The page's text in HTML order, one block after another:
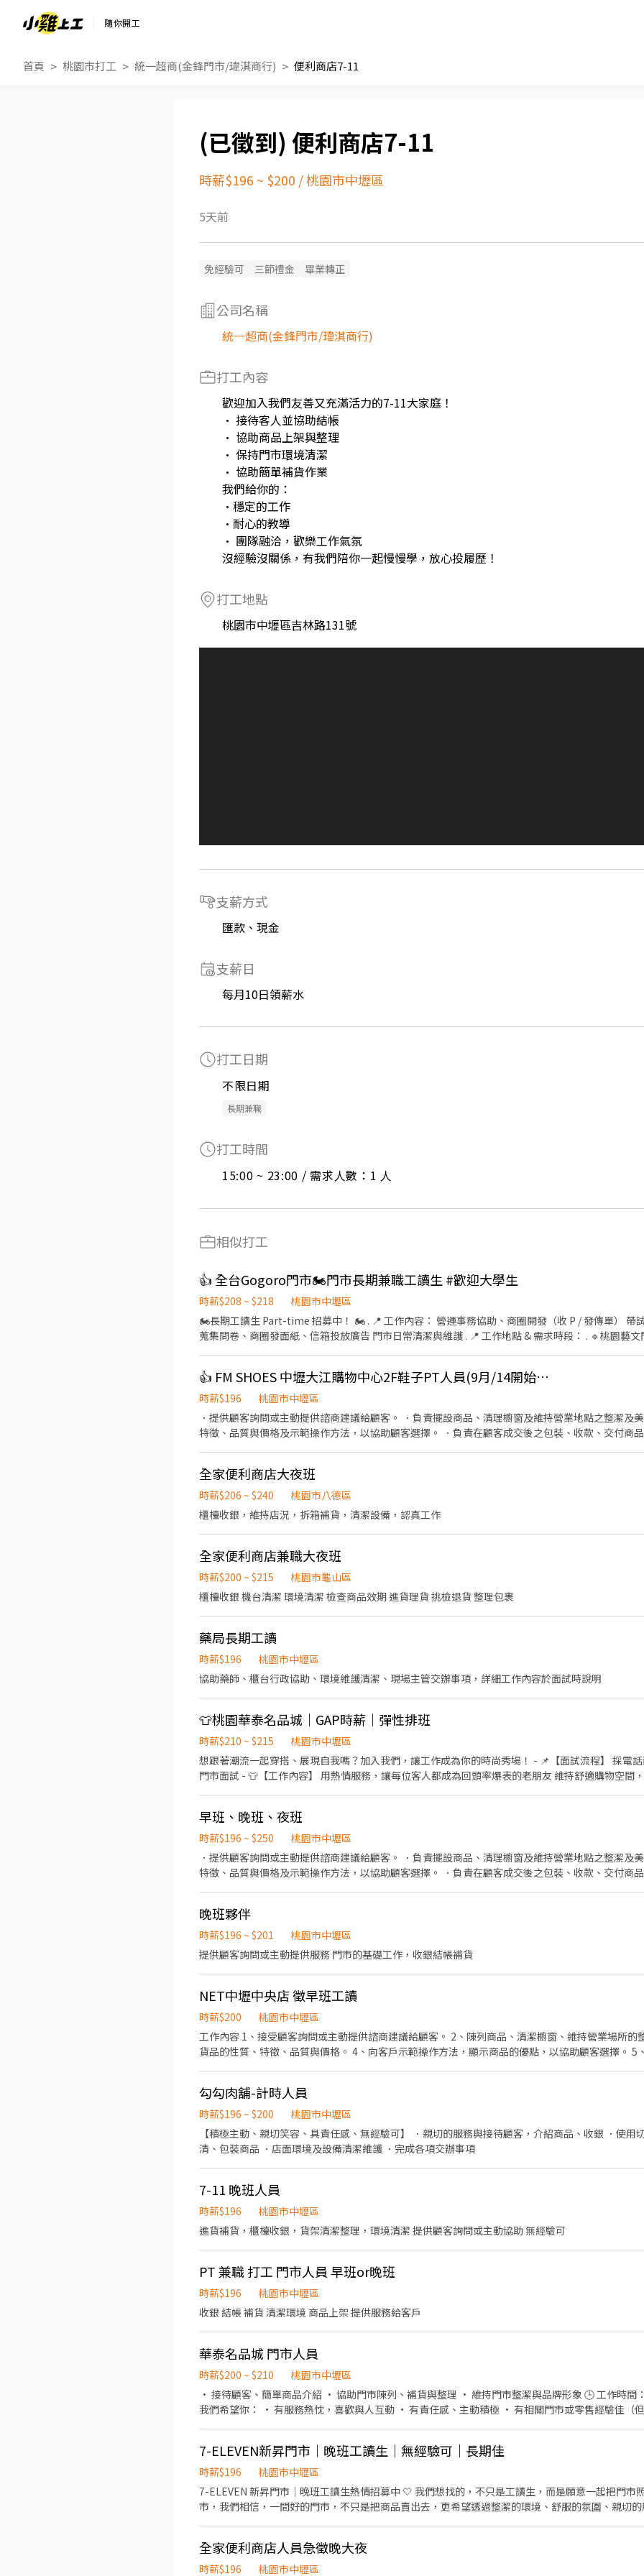
隨你開工
首頁 桃園市打工 統一超商(金鋒門市/瑋淇商行) 便利商店7-11
便利商店7-11
時薪$196 ~ $200 /桃園市中壢區
5天前
免經驗可 三節禮金 畢業轉正
公司名稱
統一超商(金鋒門市/瑋淇商行)
打工內容
歡迎加入我們友善又充滿活力的7-11大家庭！
• 接待客人並協助結帳
• 協助商品上架與整理
• 保持門市環境清潔
• 協助簡單補貨作業
我們給你的：
•穩定的工作
•耐心的教導
• 團隊融洽，歡樂工作氣氛
沒經驗沒關係，有我們陪你一起慢慢學，放心投履歷！
打工地點
桃園市中壢區吉林路131號
支薪方式
匯款、現金
支薪日
每月10日領薪水
打工日期
不限日期
長期兼職
打工時間
15:00 ~ 23:00 / 需求人數：1 人
相似打工
👍 全台Gogoro門市🏍️門市長期兼職工讀生 #歡迎大學生
時薪$208 ~ $218
桃園市中壢區
🏍️長期工讀生 Part-time 招募中！ 🏍️ . 📍 工作內容： 營運事務協助、商圈開發（收 P / 發傳單） 帶
蒐集問卷、商圈發面紙、信箱投放廣告 門市日常清潔與維護 . 📍 工作地點 & 需求時段： . 🔹桃園藝
市中壢區復興路71號) 1.外展蒐集問卷、商圈發面紙、信箱投放廣告、門市內協助接待、日常清潔打掃、 2.門市交車業務需求，
會教學完整交車流程 . 排班時段： 平日17:00-21:00（4小時)， 因應 9 月有一位 PT 夥伴會離職，之後會依照人力調整上班時數
（12:00-21:00） . 🔹文山興隆門市（台北市文山區興隆路三段15號） 門市交車、外點留問卷資料、文宣投遞、顧客基本接待，門
市庶務項目。 . 排班時段： 平/假日時段（12:00-21:00），每周至少可排班2~3次，每次排班工時可4~8小時 只有7-9月短期人力
或是長期人力都可以。 . 📍 計薪方式： 🔹2026年起，時薪$208 (新竹區域時薪$218) . 📍 應徵條件：
優先 ✅ 需具備機車駕照 ✅ 錄取後 一個月內可報到 ✅ 此為排班制工作，時數依門市需求調整，無法
必須可配合一個月排班時數>40hr . 📍 適合什麼樣的人？ ✨ 無經驗可，但需態度誠懇、樂於學習、
上履歷：👉 https://forms.gle/RdVJWhiEg5Ad39yD6 2️⃣ 加入顧問官方帳號：https://lin.ee/
送小 G，提供 姓名 / 電話，等待顧問於上班時間（9:00-18:00）聯繫！ 有興趣的快來加入我們！
這邊! 🐱蝦皮夜班智取店🦐薪資最高$350! #長期兼職 #須跑點 👉 查看更多職缺：https://
k6z0rdZXe1pW . 📢**同時招募 ✨Gogoro✨台北/龜山 MIS/IT 資訊行政工讀生 #短期 #見紅休👇 👉
https://www.chickpt.com.tw/job-k6z0rMroE5pW . 📢**同時招募 ✨蝦皮寄件店🦐不須跑店! 薪資
缺：https://www.chickpt.com.tw/job-wK20ayW620v9 . 📢**同時招募 ✨蝦皮總部✨辦公室類型:
生✨ 👉 查看更多職缺：https://www.chickpt.com.tw/job-G7e5ZVWan5qX . 📢**同時招募
👍 FM SHOES 中壢大江購物中心2F鞋子PT人員(9月/14開始上班)
時薪$196
桃園市中壢區
．提供顧客詢問或主動提供諮商建議給顧客。 ．負責擺設商品、清理櫥窗及維持營業地點之整潔及
特徵、品質與價格及示範操作方法，以協助顧客選擇。 ．負責在顧客成交後之包裝、收款、交付商
全家便利商店大夜班
時薪$206 ~ $240
桃園市八德區
櫃檯收銀，維持店況，拆箱補貨，清潔設備，認真工作
全家便利商店兼職大夜班
時薪$200 ~ $215
桃園市龜山區
櫃檯收銀 機台清潔 環境清潔 檢查商品效期 進貨理貨 挑檢退貨 整理包裹
藥局長期工讀
時薪$196
桃園市中壢區
協助藥師、櫃台行政協助、環境維護清潔、現場主管交辦事項，詳細工作內容於面試時說明
👕桃園華泰名品城｜GAP時薪｜彈性排班
時薪$210 ~ $215
桃園市中壢區
想跟著潮流一起穿搭、展現自我嗎？加入我們，讓工作成為你的時尚秀場！ - 📌【面試流程】 採電
門市面試 - 👕【工作內容】 用熱情服務，讓每位客人都成為回頭率爆表的老朋友 維持舒適購物空間
成長且抗壓性佳 - ⏰【你的時間你做主】 💰 時薪 210-215 元 🕒 排班彈性，可配合學校課程，週
班 14:00-23:30 👉 每次至少排 4 小時，每週至少 20 小時 - 🧡還等什麼？用你的時尚態度，加入我們
履歷，來 GAP 一起穿搭出你的職場時尚吧！✨
早班、晚班、夜班
時薪$196 ~ $250
桃園市中壢區
．提供顧客詢問或主動提供諮商建議給顧客。 ．負責擺設商品、清理櫥窗及維持營業地點之整潔及
特徵、品質與價格及示範操作方法，以協助顧客選擇。 ．負責在顧客成交後之包裝、收款、交付商
晚班夥伴
時薪$196 ~ $201
桃園市中壢區
提供顧客詢問或主動提供服務 門市的基礎工作，收銀結帳補貨
NET中壢中央店 徵早班工讀
時薪$200
桃園市中壢區
工作內容 1、接受顧客詢問或主動提供諮商建議給顧客。 2、陳列商品、清潔櫥窗、維持營業場所的
貨品的性質、特徵、品質與價格。 4、向客戶示範操作方法，顯示商品的優點，以協助顧客選擇。 5
勾勾肉舖-計時人員
時薪$196 ~ $200
桃園市中壢區
【積極主動、親切笑容、具責任感、無經驗可】 ．親切的服務與接待顧客，介紹商品、收銀 ．使用切肉片機、真空包裝機，修
清、包裝商品 ．店面環境及設備清潔維護 ．完成各項交辦事項
7-11 晚班人員
時薪$196
桃園市中壢區
進貨補貨，櫃檯收銀，貨架清潔整理，環境清潔 提供顧客詢問或主動協助 無經驗可
PT 兼職 打工 門市人員 早班or晚班
時薪$196
桃園市中壢區
收銀 結帳 補貨 清潔環境 商品上架 提供服務給客戶
華泰名品城 門市人員
時薪$200 ~ $210
桃園市中壢區
• 接待顧客、簡單商品介紹 • 協助門市陳列、補貨與整理 • 維持門市整潔與品牌形象 🕒 工作時間： • 每天排班 5-10小時 💡
我們希望你： • 有服務熱忱，喜歡與人互動 • 有責任感、主動積極 •
7-ELEVEN新昇門市｜晚班工讀生｜無經驗可｜長期佳
時薪$196
桃園市中壢區
7-ELEVEN 新昇門市｜晚班工讀生熱情招募中 🤍 我們想找的，不只是工讀生，而是願意一起把門市照顧好
市，我們相信，一間好的門市，不只是把商品賣出去，更希望透過整潔的環境、舒服的氛圍、親切
市，增添生活感與溫度 • 用心做好每一杯咖啡，也用心服務每一位客人 • 希望打造一間讓客人願
力的門市。 🌙 職缺資訊 工作地點：7-ELEVEN 新昇門市 桃園市中壢區新生路四段28號 職缺：晚班工讀生（工作時間可面談） 薪
全家便利商店人員急徵晚大夜
時薪$196 桃園市中壢區